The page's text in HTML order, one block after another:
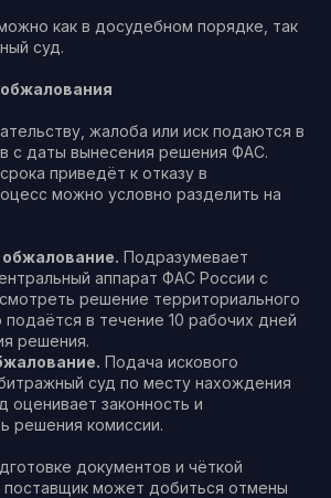
как в досудебном порядке, так
суд.
жалоба или иск подаются в
с даты вынесения решения ФАС.
приведёт к отказу в
можно условно разделить на
Подразумевает
аппарат ФАС России с
решение территориального
в течение 10 рабочих дней
решения.
Подача искового
суд по месту нахождения
оценивает законность и
решения комиссии.
документов и чёткой
поставщик может добиться отмены